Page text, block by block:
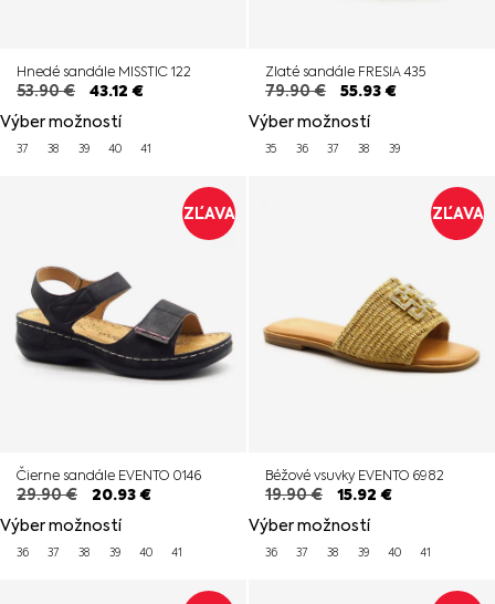
Hnedé sandále MISSTIC 122
53.90€ 43.12 €
Výber možností
37 38 39 40 41
Zlaté sandále FRESIA 435
79.90€ 55.93€
Výber možností
35 36 37 38 39
ZĽAVA
Čierne sandále EVENTO 0146
29.90€ 20.93€
Výber možností
36 37 38 39 40 41
ZĽAVA
Béžové vsuvky EVENTO 6982
19.90€ 15.92 €
Výber možností
36 37 38 39 40 41